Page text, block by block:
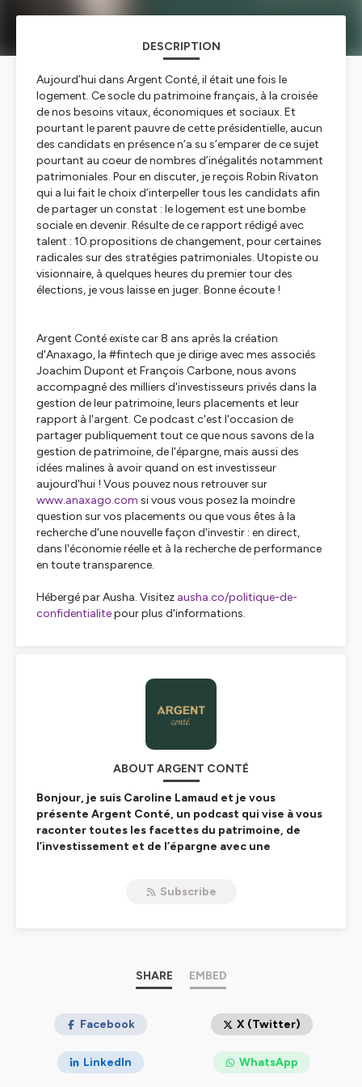
DESCRIPTION
Aujourd’hui dans Argent Conté, il était une fois le
logement. Ce socle du patrimoine français, à la croisée
de nos besoins vitaux, économiques et sociaux. Et
pourtant le parent pauvre de cette présidentielle, aucun
des candidats en présence n’a su s’emparer de ce sujet
pourtant au coeur de nombres d’inégalités notamment
patrimoniales. Pour en discuter, je reçois Robin Rivaton
qui a lui fait le choix d’interpeller tous les candidats afin
de partager un constat : le logement est une bombe
sociale en devenir. Résulte de ce rapport rédigé avec
talent : 10 propositions de changement, pour certaines
radicales sur des stratégies patrimoniales. Utopiste ou
visionnaire, à quelques heures du premier tour des
élections, je vous laisse en juger. Bonne écoute !
Argent Conté existe car 8 ans après la création
d'Anaxago, la #fintech que je dirige avec mes associés
Joachim Dupont et François Carbone, nous avons
accompagné des milliers d'investisseurs privés dans la
gestion de leur patrimoine, leurs placements et leur
rapport à l'argent. Ce podcast c'est l'occasion de
partager publiquement tout ce que nous savons de la
gestion de patrimoine, de l'épargne, mais aussi des
idées malines à avoir quand on est investisseur
aujourd'hui ! Vous pouvez nous retrouver sur
www.anaxago.com si vous vous posez la moindre
question sur vos placements ou que vous êtes à la
recherche d'une nouvelle façon d'investir : en direct,
dans l'économie réelle et à la recherche de performance
en toute transparence.
Hébergé par Ausha. Visitez ausha.co/politique-de-
confidentialitepour plus d'informations.
ABOUT ARGENT CONTÉ
Bonjour, je suis Caroline Lamaud et je vous
présente Argent Conté, un podcast qui vise à vous
raconter toutes les facettes du patrimoine, de
l’investissement et de l’épargne avec une
L’investissement ça vous parait moyennement
Pourquoi je vous parle de ça ? Parce que j’ai créé il y
nouveau genre : Anaxago. L’idée était de donner
uniques et performantes pour tout le monde. 8 ans
plus tard nous avons plus de 100 000 membres
Subscribe
SHARE EMBED
Facebook X (Twitter)
LinkedIn WhatsApp